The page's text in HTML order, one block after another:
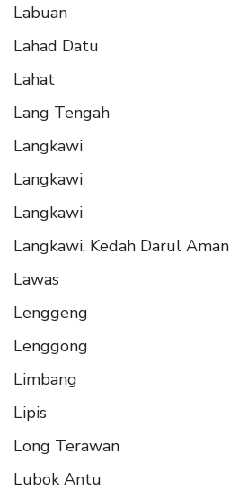
Labuan
Lahad Datu
Lahat
Lang Tengah
Langkawi
Langkawi
Langkawi
Langkawi, Kedah Darul Aman
Lawas
Lenggeng
Lenggong
Limbang
Lipis
Long Terawan
Lubok Antu